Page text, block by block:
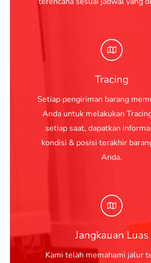
Tracing
Setiap pengiriman barang
Anda untuk melakukan
setiap saat, dapatkan
kondisi & posisi terakhir
Anda.
Jangkauan Luas
Kami telah memahami jalur